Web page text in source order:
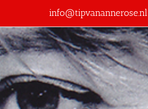
info@tipvanannerose.nl